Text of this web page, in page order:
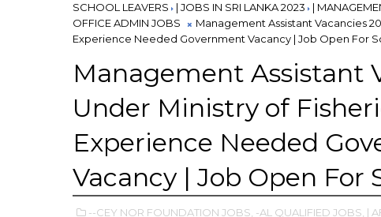
SCHOOL LEAVERS
| JOBS IN SRI LANKA 2023 |
OFFICE ADMIN JOBS
Management Assistant Vacancies
Experience Needed Government Vacancy | Job Open For
Management Assistant
Under Ministry of
Experience Needed
Vacancy | Job Open For
--CEY NOR FOUNDATION JOBS, -AL QUALIFIED JOBS, |